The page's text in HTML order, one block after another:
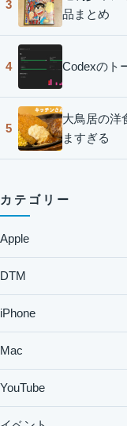
3
品まとめ
4 Codexのト
5
大鳥居の洋
ますぎる
カテゴリー
Apple
DTM
iPhone
Mac
YouTube